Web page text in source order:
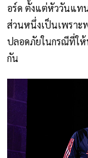
อร์ด ตั้งแต่หัววันแท
ส่วนหนึ่งเป็นเพราะ
ปลอดภัยในกรณีที่ให้
กัน